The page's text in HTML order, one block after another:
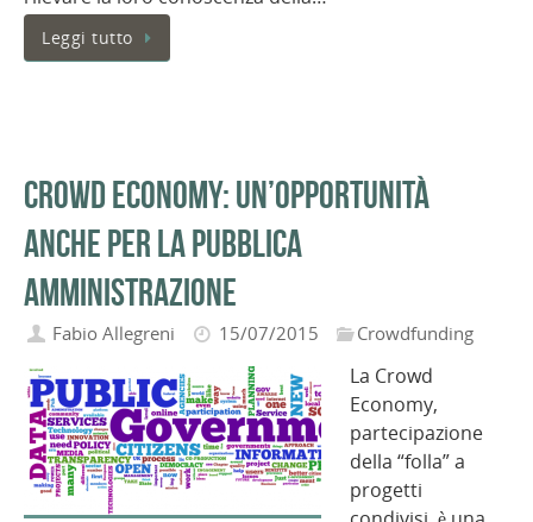
Leggi tutto
Crowd Economy: un’opportunità
anche per la Pubblica
Amministrazione
Fabio Allegreni 15/07/2015 Crowdfunding
La Crowd
Economy,
partecipazione
della “folla” a
progetti